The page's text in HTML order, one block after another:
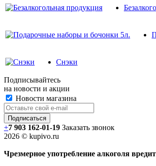
Снэки
Подписывайтесь
на новости и акции
Новости магазина
+7 903 162-01-19 Заказать звонок
2026 © kupivo.ru
Чрезмерное употребление алкоголя